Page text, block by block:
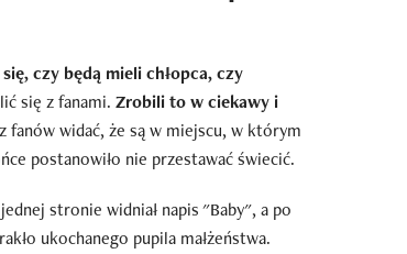
czy będą mieli chłopca, czy
się z fanami. Zrobili to w ciekawy i
fanów widać, że są w miejscu, w którym
postanowiło nie przestawać świecić.
stronie widniał napis "Baby", a po
ukochanego pupila małżeństwa.